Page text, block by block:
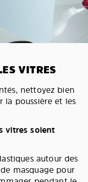
VITRES
nettoyez bien
la poussière et les
vitres soient
autour des
masquage pour